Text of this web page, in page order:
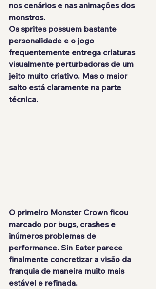
nos cenários e nas animações dos
monstros.
Os sprites possuem bastante
personalidade e o jogo
frequentemente entrega criaturas
visualmente perturbadoras de um
jeito muito criativo. Mas o maior
salto está claramente na parte
técnica.
O primeiro Monster Crown ficou
marcado por bugs, crashes e
inúmeros problemas de
performance. Sin Eater parece
finalmente concretizar a visão da
franquia de maneira muito mais
estável e refinada.